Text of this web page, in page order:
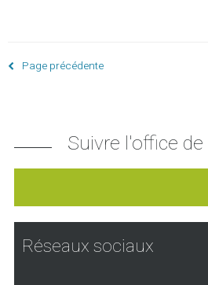
Page précédente
Suivre l'office
Réseaux sociaux